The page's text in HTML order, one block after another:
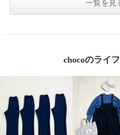
一覧を見
chocoのライ